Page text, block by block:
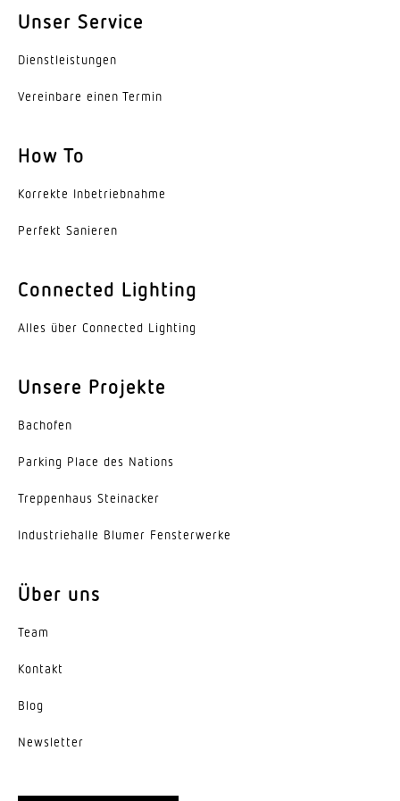
Reichweite Tangential
Ja
10 – 1000 lx
Zeiteinstellung
30 s – 30 Min.
2000 W
Schaltausgang 1, Anzahl LED/Leuchtstofflampen
Konstantlichtregelung
Nein
Grundlichtfunktion
Nein
Vernetzung
Ja
IP20
Werkstoff
Kunststoff
0 – 40 °C
Unser Service
Dienst­leis­tungen
Vereinbare einen Termin
How To
Korrekte Inbe­trieb­nahme
Perfekt Sanieren
Connected Lighting
Alles über Connected Lighting
Unsere Projekte
Bachofen
Parking Place des Nations
Trep­penhaus Steinacker
Indus­trie­halle Blumer Fensterwerke
Über uns
Team
Kontakt
Blog
News­letter